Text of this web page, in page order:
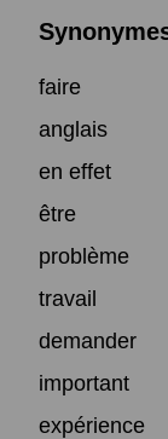
faire
anglais
en effet
être
problème
travail
demander
important
expérience